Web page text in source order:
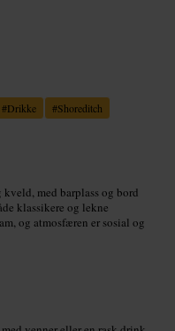
#Drikke #Shoreditch
med barplass og bord
klassikere og lekne
og atmosfæren er sosial og